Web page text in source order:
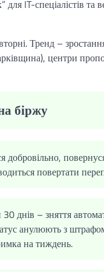
IT-спеціалістів та
Тренд –
центри
біржу
повертати
днів – зняття
анулюють з
на тиждень.